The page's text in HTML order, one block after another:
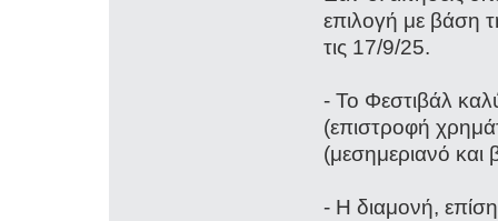
επιλογή με βάση
τις 17/9/25.
- Το Φεστιβάλ
(επιστροφή
(μεσημεριανό και
- Η διαμονή,